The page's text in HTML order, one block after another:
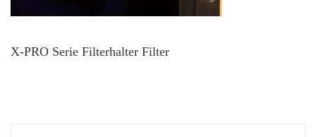
X-PRO Serie Filterhalter Filter